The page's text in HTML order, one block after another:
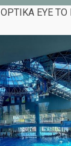
OPTIKA EYE TO